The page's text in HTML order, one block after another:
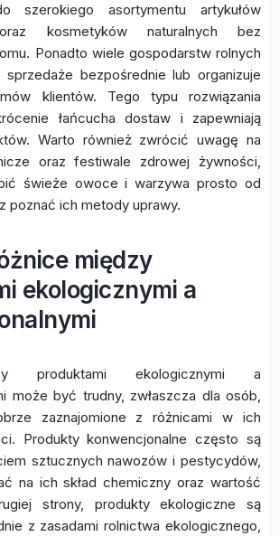
szerokiego asortymentu artykułów
kosmetyków naturalnych bez
Ponadto wiele gospodarstw rolnych
sprzedaże bezpośrednie lub organizuje
klientów. Tego typu rozwiązania
łańcucha dostaw i zapewniają
Warto również zwrócić uwagę na
oraz festiwale zdrowej żywności,
świeże owoce i warzywa prosto od
poznać ich metody uprawy.
między
ekologicznymi a
produktami ekologicznymi a
może być trudny, zwłaszcza dla osób,
zaznajomione z różnicami w ich
Produkty konwencjonalne często są
sztucznych nawozów i pestycydów,
na ich skład chemiczny oraz wartość
strony, produkty ekologiczne są
z zasadami rolnictwa ekologicznego,